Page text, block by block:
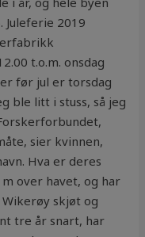
Juleferie 2019
t.o.m. onsdag
før jul er torsdag
ble litt i stuss, så jeg
sier kvinnen,
Hva er deres
over havet, og har
skjøt og
tre år snart, har